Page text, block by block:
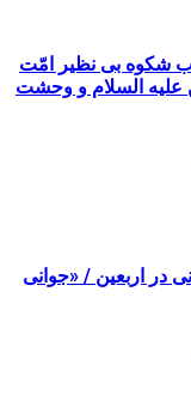
شکوه بی نظیر امّت
علیه السلام و وحشت
خدمت‌رسانی در اربعین / «جوانی